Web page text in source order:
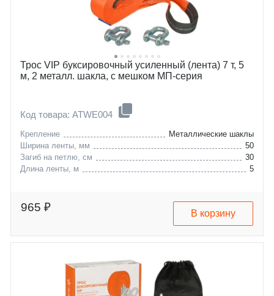
Трос VIP буксировочный усиленный (лента) 7 т, 5
м, 2 металл. шакла, с мешком МП-серия
Код товара: ATWE004
Крепление
Металлические шаклы
Ширина ленты, мм
50
Загиб на петлю, см
30
Длина ленты, м
5
965 ₽ В корзину